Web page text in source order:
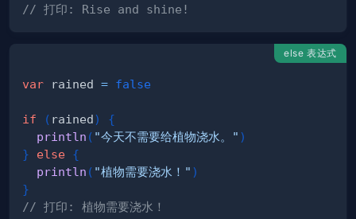
// 打印: Rise and shine!
else 表达式
var rained = false
if ( rained)
{
println ( "今天不需要给植物浇水。" )
}
else {
println ( "植物需要浇水！" )
}
// 打印: 植物需要浇水！